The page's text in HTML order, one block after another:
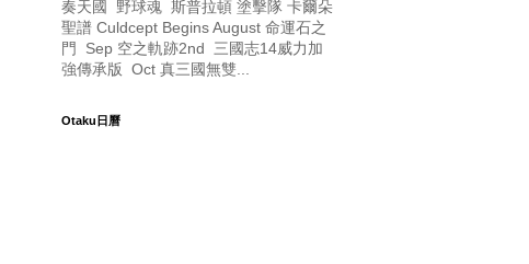
奏天國 野球魂 斯普拉頓 塗擊隊 卡爾朵
聖譜 Culdcept Begins August 命運石之
門 Sep 空之軌跡2nd 三國志14威力加
強傳承版 Oct 真三國無雙...
Otaku日曆